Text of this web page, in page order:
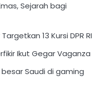
Sejarah bagi
13 Kursi DPR RI
Ikut Gegar Vaganza
besar Saudi di gaming